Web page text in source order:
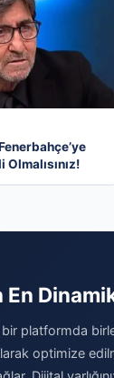
En
bir platformda
optimize